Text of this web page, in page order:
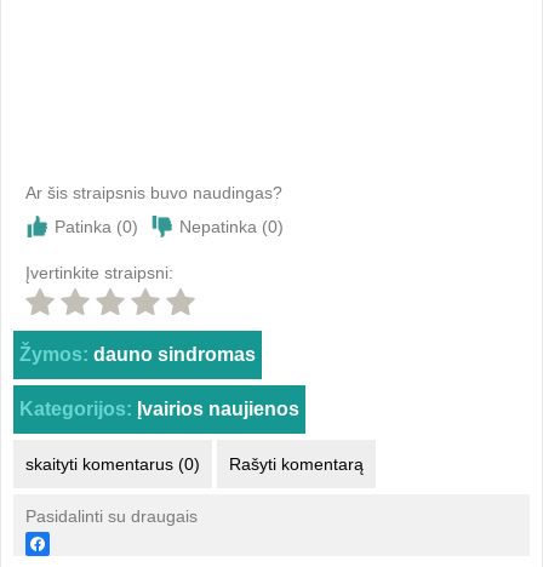
Ar šis straipsnis buvo naudingas?
Patinka (0) Nepatinka (0)
Įvertinkite straipsni:
Žymos: dauno sindromas
Kategorijos: Įvairios naujienos
skaityti komentarus (0) Rašyti komentarą
Pasidalinti su draugais